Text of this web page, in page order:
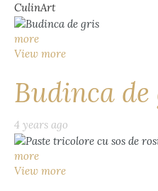
CulinArt
more
View more
Budinca
4 years ago
more
View more